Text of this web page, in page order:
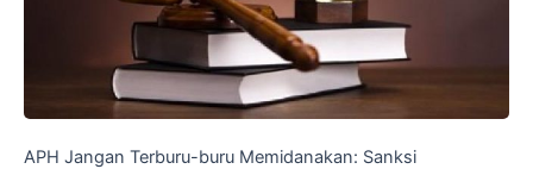
APH Jangan Terburu-buru Memidanakan: Sanksi